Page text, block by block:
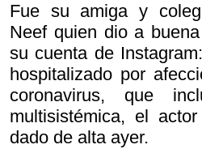
Fue su amiga y
Neef quien dio a
su cuenta de
hospitalizado por
coronavirus, que
multisistémica, el
dado de alta ayer.